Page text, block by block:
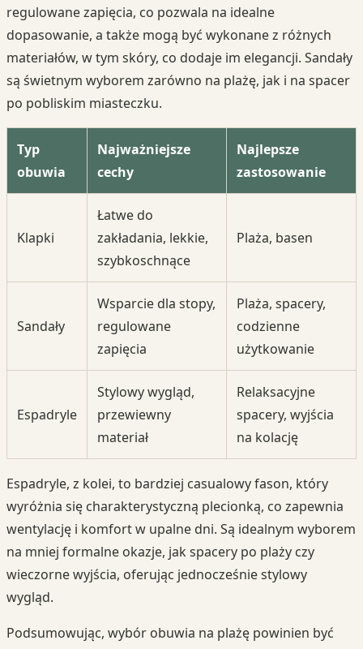
regulowane zapięcia, co pozwala na idealne
dopasowanie, a także mogą być wykonane z różnych
materiałów, w tym skóry, co dodaje im elegancji. Sandały
są świetnym wyborem zarówno na plażę, jak i na spacer
po pobliskim miasteczku.
Typ
obuwia
Najważniejsze
cechy
Najlepsze
zastosowanie
Klapki
Łatwe do
zakładania, lekkie,
szybkoschnące
Plaża, basen
Sandały
Wsparcie dla stopy,
regulowane
zapięcia
Plaża, spacery,
codzienne
użytkowanie
Espadryle
Stylowy wygląd,
przewiewny
materiał
Relaksacyjne
spacery, wyjścia
na kolację
Espadryle, z kolei, to bardziej casualowy fason, który
wyróżnia się charakterystyczną plecionką, co zapewnia
wentylację i komfort w upalne dni. Są idealnym wyborem
na mniej formalne okazje, jak spacery po plaży czy
wieczorne wyjścia, oferując jednocześnie stylowy
wygląd.
Podsumowując, wybór obuwia na plażę powinien być